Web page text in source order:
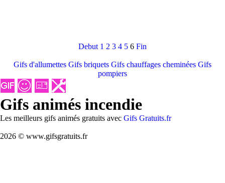
Debut 1 2 3 4 5 6 Fin
Gifs d'allumettes Gifs briquets Gifs chauffages cheminées Gifs
pompiers
Gifs animés incendie
Les meilleurs gifs animés gratuits avec Gifs Gratuits.fr
2026 © www.gifsgratuits.fr